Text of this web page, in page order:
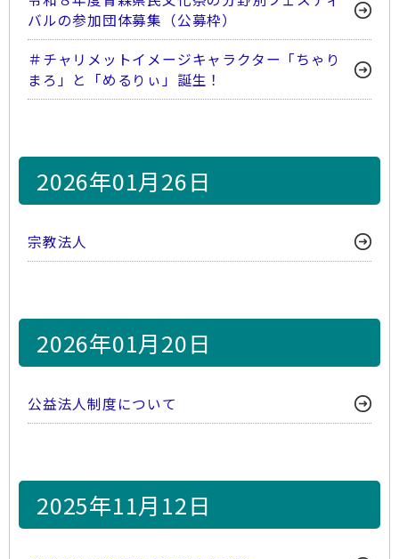
バルの参加団体募集（公募枠）
＃チャリメットイメージキャラクター「ちゃり
まろ」と「めるりぃ」誕生！
2026年01月26日
宗教法人
2026年01月20日
公益法人制度について
2025年11月12日